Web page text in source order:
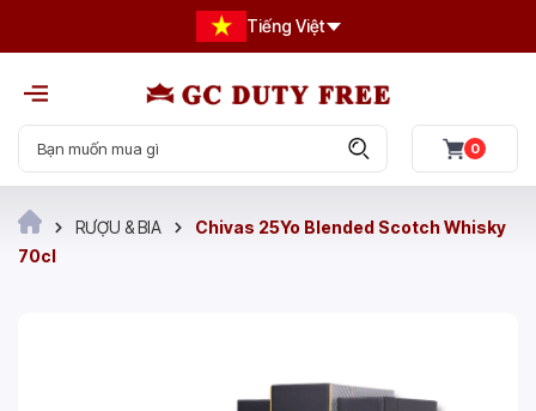
Tiếng Việt
0
RƯỢU & BIA
Chivas 25Yo Blended Scotch Whisky
70cl